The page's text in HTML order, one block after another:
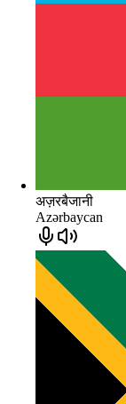
अज़रबैजानी
Azərbaycan